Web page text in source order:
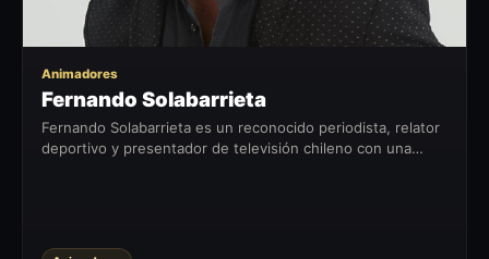
Animadores
Fernando Solabarrieta
Fernando Solabarrieta es un reconocido periodista, relator
deportivo y presentador de televisión chileno con una